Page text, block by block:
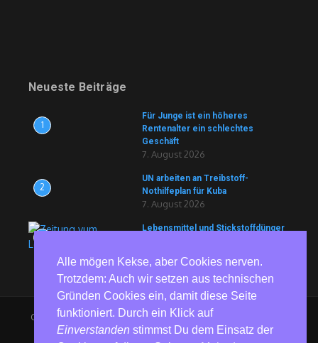
Neueste Beiträge
1
Für Junge ist ein höheres
Rentenalter ein schlechtes
Geschäft
7. August 2026
2
UN arbeiten an Treibstoff-
Nothilfeplan für Kuba
7. August 2026
Lebensmittel und Stickstoffdünger
Copyright © 2026 RedGlobe | Präsentiert vonNachrichtenmagazin
X
Alle mögen Kekse, aber Cookies nerven.
Trotzdem: Auch wir setzen aus technischen
Gründen Cookies ein, damit diese Seite
funktioniert. Durch ein Klick auf
Einverstanden stimmst Du dem Einsatz der